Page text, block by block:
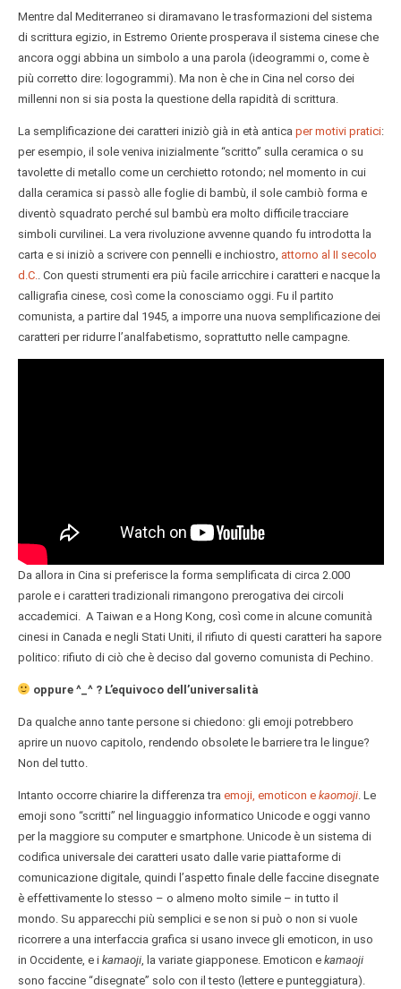
Mentre dal Mediterraneo si diramavano le trasformazioni del sistema
di scrittura egizio, in Estremo Oriente prosperava il sistema cinese che
ancora oggi abbina un simbolo a una parola (ideogrammi o, come è
più corretto dire: logogrammi). Ma non è che in Cina nel corso dei
millenni non si sia posta la questione della rapidità di scrittura.
La semplificazione dei caratteri iniziò già in età antica per motivi pratici:
per esempio, il sole veniva inizialmente “scritto” sulla ceramica o su
tavolette di metallo come un cerchietto rotondo; nel momento in cui
dalla ceramica si passò alle foglie di bambù, il sole cambiò forma e
diventò squadrato perché sul bambù era molto difficile tracciare
simboli curvilinei. La vera rivoluzione avvenne quando fu introdotta la
carta e si iniziò a scrivere con pennelli e inchiostro, attorno al II secolo
d.C.. Con questi strumenti era più facile arricchire i caratteri e nacque la
calligrafia cinese, così come la conosciamo oggi. Fu il partito
comunista, a partire dal 1945, a imporre una nuova semplificazione dei
caratteri per ridurre l’analfabetismo, soprattutto nelle campagne.
Da allora in Cina si preferisce la forma semplificata di circa 2.000
parole e i caratteri tradizionali rimangono prerogativa dei circoli
accademici. A Taiwan e a Hong Kong, così come in alcune comunità
cinesi in Canada e negli Stati Uniti, il rifiuto di questi caratteri ha sapore
politico: rifiuto di ciò che è deciso dal governo comunista di Pechino.
oppure ^_^ ? L’equivoco dell’universalità
Da qualche anno tante persone si chiedono: gli emoji potrebbero
aprire un nuovo capitolo, rendendo obsolete le barriere tra le lingue?
Non del tutto.
Intanto occorre chiarire la differenza tra emoji, emoticon e kaomoji. Le
emoji sono “scritti” nel linguaggio informatico Unicode e oggi vanno
per la maggiore su computer e smartphone. Unicode è un sistema di
codifica universale dei caratteri usato dalle varie piattaforme di
comunicazione digitale, quindi l’aspetto finale delle faccine disegnate
è effettivamente lo stesso – o almeno molto simile – in tutto il
mondo. Su apparecchi più semplici e se non si può o non si vuole
ricorrere a una interfaccia grafica si usano invece gli emoticon, in uso
in Occidente, e i kamaoji, la variate giapponese. Emoticon e kamaoji
sono faccine “disegnate” solo con il testo (lettere e punteggiatura).